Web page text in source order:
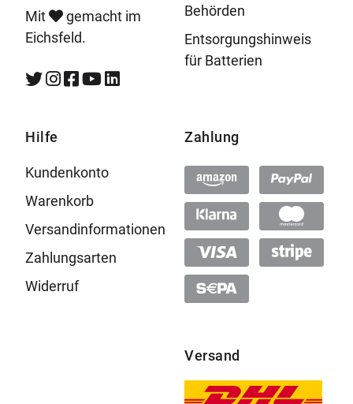
Mit
gemacht im
Eichsfeld.
Behörden
Entsorgungshinweis
für Batterien
Hilfe
Kundenkonto
Warenkorb
Versandinformationen
Zahlungsarten
Widerruf
Zahlung
Versand